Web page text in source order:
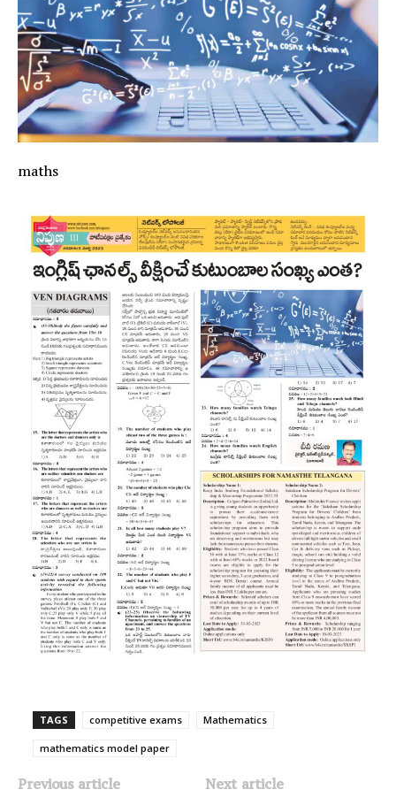
maths
TAGS competitive exams Mathematics
mathematics model paper
Previous article
Next article